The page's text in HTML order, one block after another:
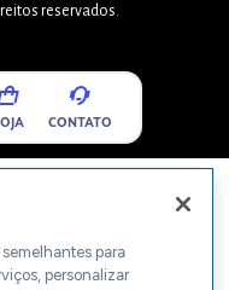
reservados.
CONTATO
para
personalizar